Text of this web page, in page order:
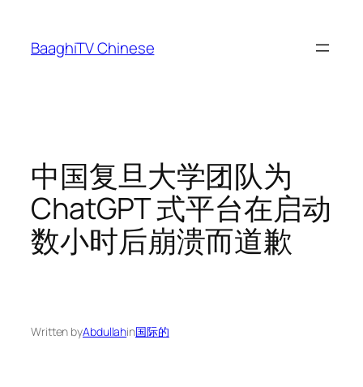
content
BaaghiTV Chinese
中国复旦大学团队为
ChatGPT 式平台在启动
数小时后崩溃而道歉
Written byAbdullahin国际的